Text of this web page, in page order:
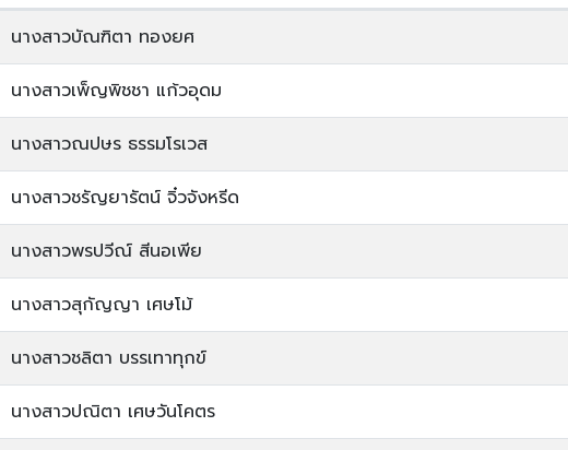
นางสาวบัณฑิตา ทองยศ
นางสาวเพ็ญพิชชา แก้วอุดม
นางสาวณปษร ธรรมโรเวส
นางสาวชรัญยารัตน์ จิ๋วจังหรีด
นางสาวพรปวีณ์ สีนอเพีย
นางสาวสุกัญญา เศษโม้
นางสาวชลิตา บรรเทาทุกข์
นางสาวปณิตา เศษวันโคตร